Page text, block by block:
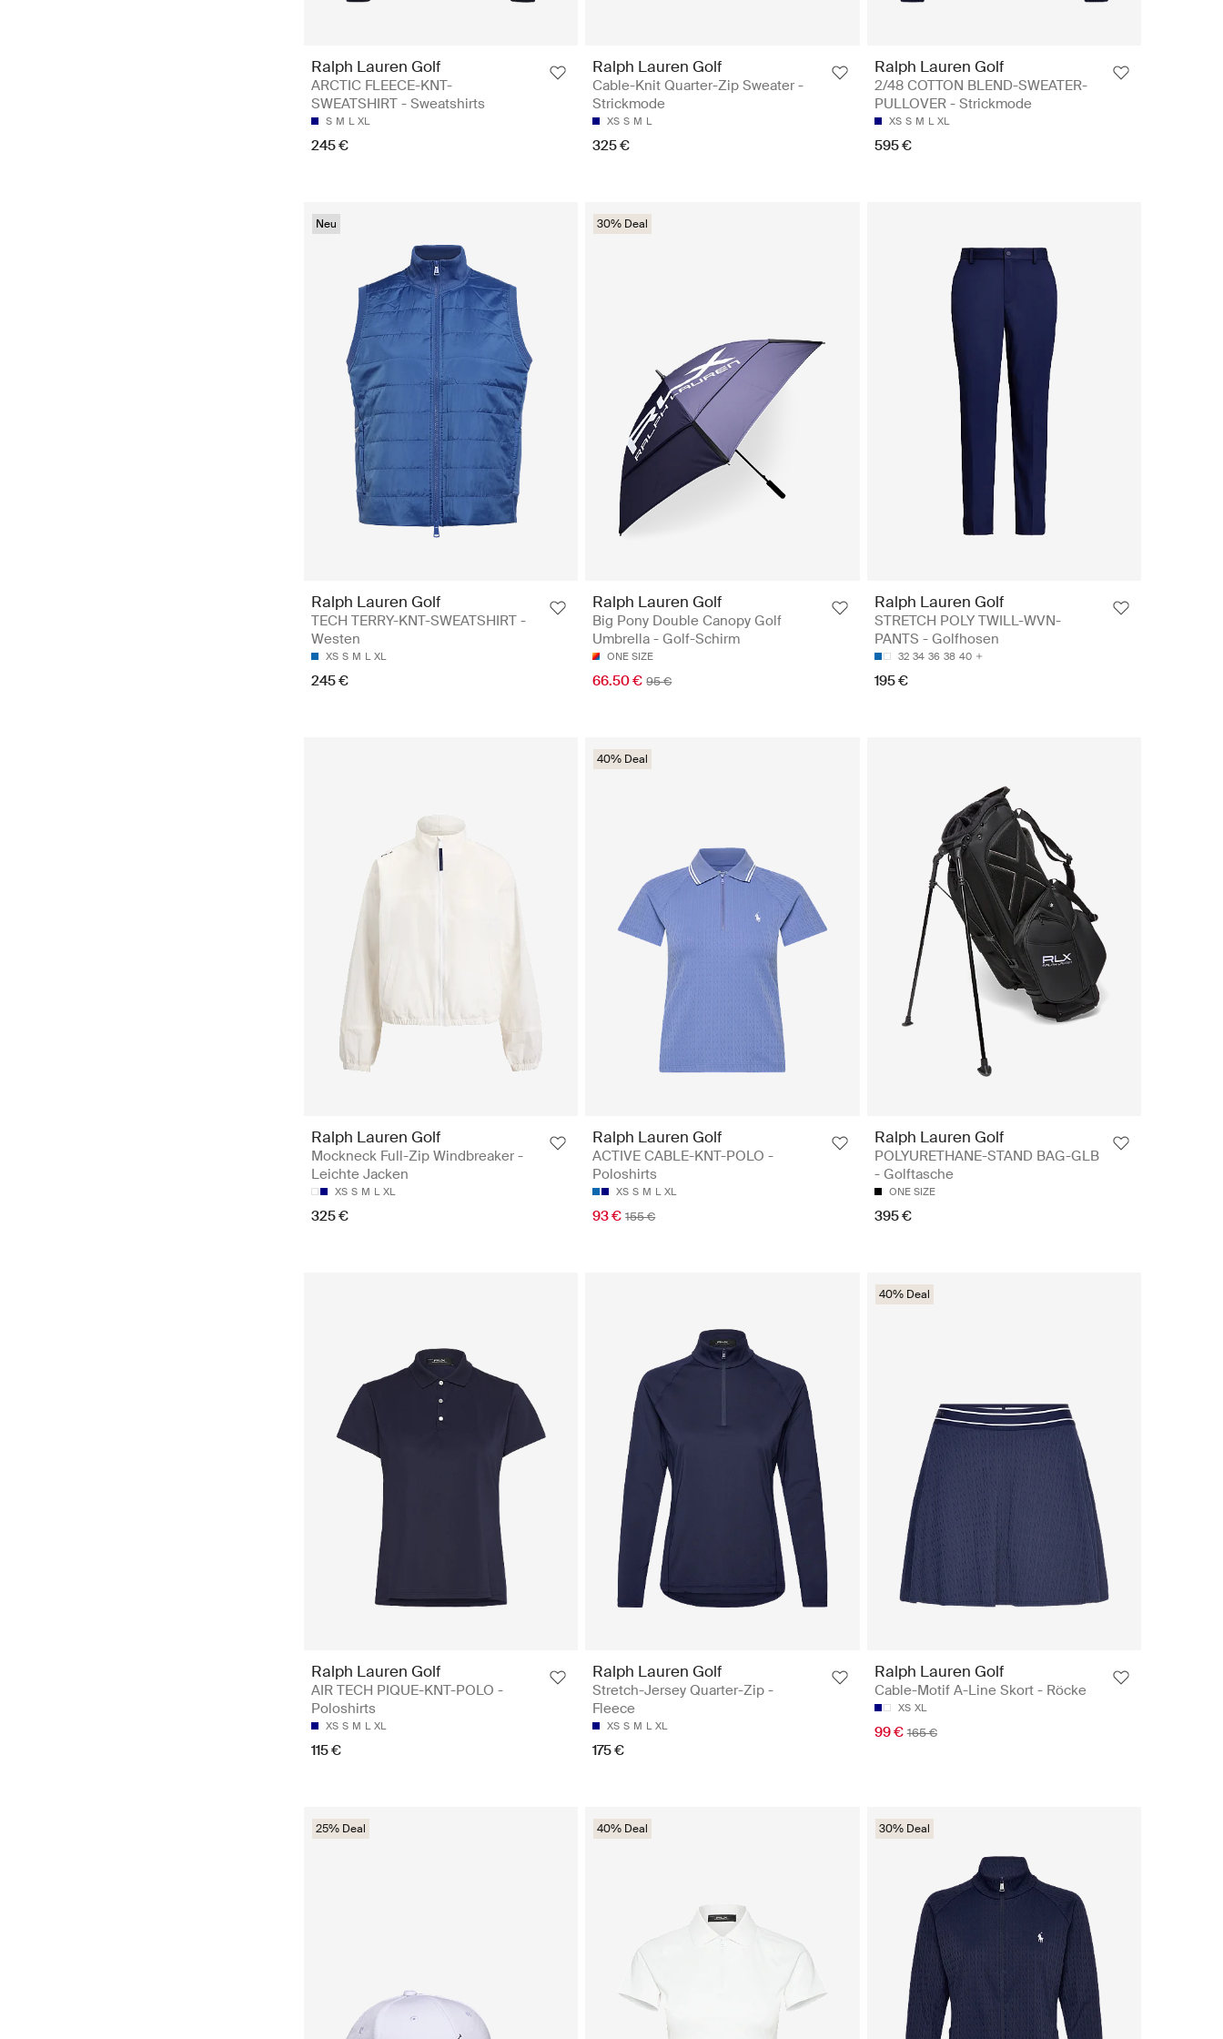
Ralph Lauren Golf
ARCTIC FLEECE-KNT-
SWEATSHIRT - Sweatshirts
S M L XL
245 €
Ralph Lauren Golf
Cable-Knit Quarter-Zip Sweater -
Strickmode
XS S M L
325 €
Ralph Lauren Golf
2/48 COTTON BLEND-SWEATER-
PULLOVER - Strickmode
XS S M L XL
595 €
Neu
Ralph Lauren Golf
TECH TERRY-KNT-SWEATSHIRT -
Westen
XS S M L XL
245 €
30% Deal
Ralph Lauren Golf
Big Pony Double Canopy Golf
Umbrella - Golf-Schirm
ONE SIZE
66.50 € 95 €
Ralph Lauren Golf
STRETCH POLY TWILL-WVN-
PANTS - Golfhosen
32 34 36 38 40
195 €
Ralph Lauren Golf
Mockneck Full-Zip Windbreaker -
Leichte Jacken
XS S M L XL
325 €
40% Deal
Ralph Lauren Golf
ACTIVE CABLE-KNT-POLO -
Poloshirts
XS S M L XL
93 € 155 €
Ralph Lauren Golf
POLYURETHANE-STAND BAG-GLB
- Golftasche
ONE SIZE
395 €
Ralph Lauren Golf
AIR TECH PIQUE-KNT-POLO -
Poloshirts
XS S M L XL
115 €
Ralph Lauren Golf
Stretch-Jersey Quarter-Zip -
Fleece
XS S M L XL
175 €
40% Deal
Ralph Lauren Golf
Cable-Motif A-Line Skort - Röcke
XS XL
99 € 165 €
25% Deal 40% Deal 30% Deal